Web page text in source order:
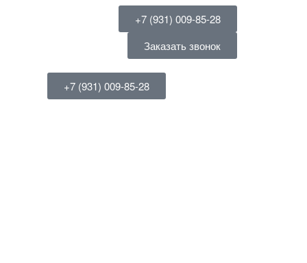
+7 (931) 009-85-28
Заказать звонок
+7 (931) 009-85-28